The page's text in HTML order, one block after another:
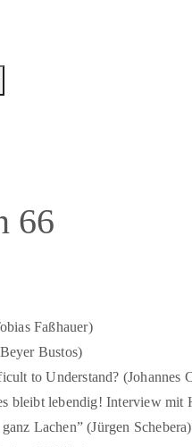
66
Faßhauer)
Bustos)
to Understand? (Johannes
bleibt lebendig! Interview mit
Lachen” (Jürgen Schebera)